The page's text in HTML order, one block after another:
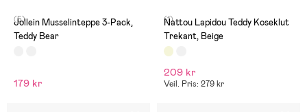
(5)
Jollein Musselinteppe 3-Pack,
Teddy Bear
179 kr
(1)
Nattou Lapidou Teddy Koseklut
Trekant, Beige
209 kr
Veil. Pris: 279 kr